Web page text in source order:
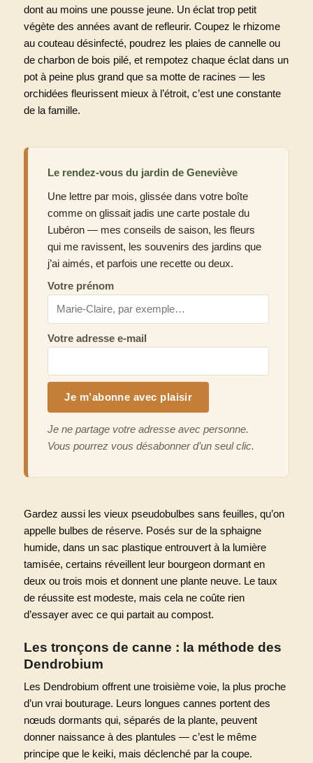
dont au moins une pousse jeune. Un éclat trop petit
végète des années avant de refleurir. Coupez le rhizome
au couteau désinfecté, poudrez les plaies de cannelle ou
de charbon de bois pilé, et rempotez chaque éclat dans un
pot à peine plus grand que sa motte de racines — les
orchidées fleurissent mieux à l’étroit, c’est une constante
de la famille.
Le rendez-vous du jardin de Geneviève
Une lettre par mois, glissée dans votre boîte
comme on glissait jadis une carte postale du
Lubéron — mes conseils de saison, les fleurs
qui me ravissent, les souvenirs des jardins que
j’ai aimés, et parfois une recette ou deux.
Votre prénom
Votre adresse e-mail
Je ne partage votre adresse avec personne.
Vous pourrez vous désabonner d’un seul clic.
Gardez aussi les vieux pseudobulbes sans feuilles, qu’on
appelle bulbes de réserve. Posés sur de la sphaigne
humide, dans un sac plastique entrouvert à la lumière
tamisée, certains réveillent leur bourgeon dormant en
deux ou trois mois et donnent une plante neuve. Le taux
de réussite est modeste, mais cela ne coûte rien
d’essayer avec ce qui partait au compost.
Les tronçons de canne : la méthode des
Dendrobium
Les Dendrobium offrent une troisième voie, la plus proche
d’un vrai bouturage. Leurs longues cannes portent des
nœuds dormants qui, séparés de la plante, peuvent
donner naissance à des plantules — c’est le même
principe que le keiki, mais déclenché par la coupe.